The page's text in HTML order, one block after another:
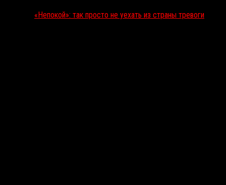
«Непокой»: так просто не уехать из страны тревоги